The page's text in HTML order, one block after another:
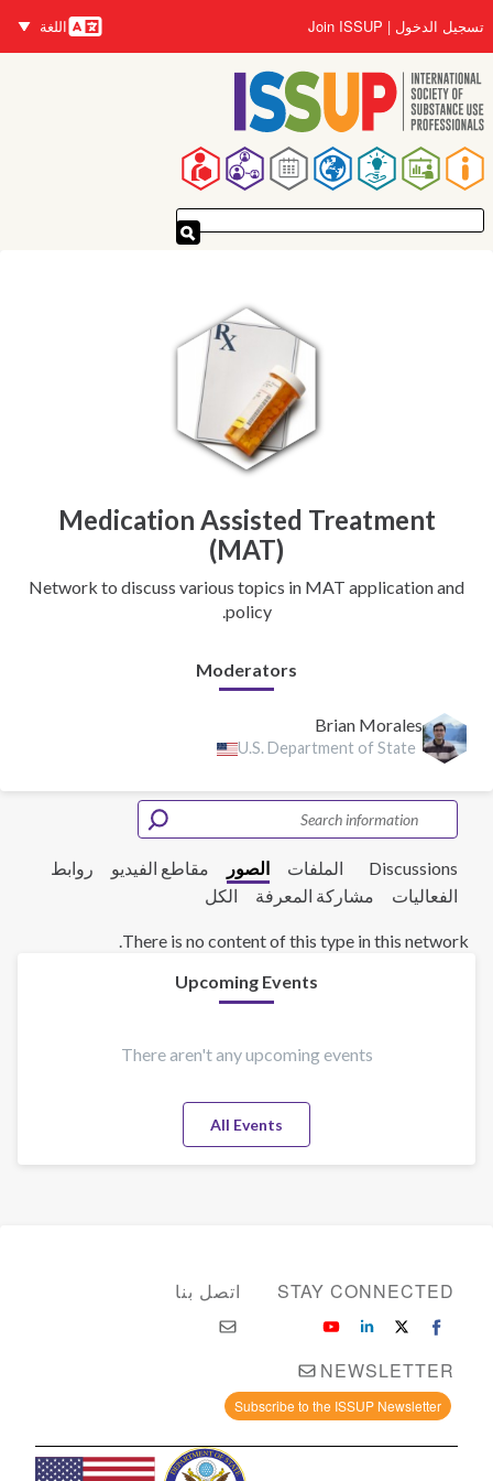
إلى
المحتوى
الرئيسي
تسجيل الدخول Join ISSUP
اللغات
اللغة
القائمة
الرئيسية
Medication Assisted Treatment
(MAT)
Network to discuss various topics in MAT application and
policy.
Moderators
Brian Morales
U.S. Department of State
Discussions الملفات الصور مقاطع الفيديو
روابط
الفعاليات
مشاركة المعرفة الكل
There is no content of this type in this network.
Upcoming Events
There aren't any upcoming events
All Events
اتصل بنا STAY CONNECTED
NEWSLETTER
Subscribe to the ISSUP Newsletter